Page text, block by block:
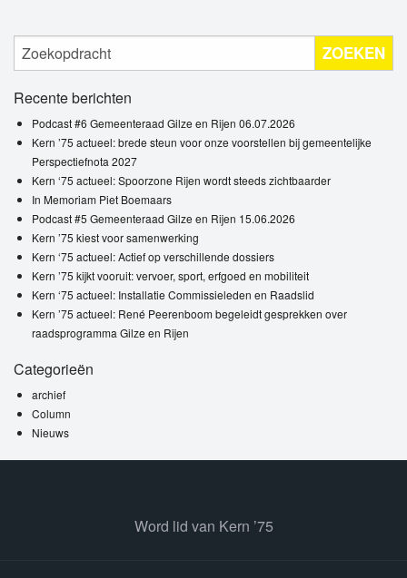
ZOEKEN
Recente berichten
Podcast #6 Gemeenteraad Gilze en Rijen 06.07.2026
Kern ’75 actueel: brede steun voor onze voorstellen bij gemeentelijke
Perspectiefnota 2027
Kern ‘75 actueel: Spoorzone Rijen wordt steeds zichtbaarder
In Memoriam Piet Boemaars
Podcast #5 Gemeenteraad Gilze en Rijen 15.06.2026
Kern ’75 kiest voor samenwerking
Kern ‘75 actueel: Actief op verschillende dossiers
Kern ’75 kijkt vooruit: vervoer, sport, erfgoed en mobiliteit
Kern ‘75 actueel: Installatie Commissieleden en Raadslid
Kern ’75 actueel: René Peerenboom begeleidt gesprekken over
raadsprogramma Gilze en Rijen
Categorieën
archief
Column
Nieuws
Word lid van Kern ’75